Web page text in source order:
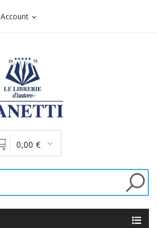
Account expand_more
0,00 €